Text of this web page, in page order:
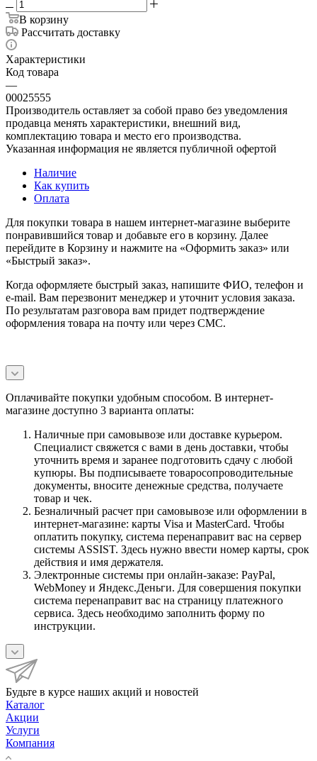
В корзину
Рассчитать доставку
Характеристики
Код товара
—
00025555
Производитель оставляет за собой право без уведомления
продавца менять характеристики, внешний вид,
комплектацию товара и место его производства.
Указанная информация не является публичной офертой
Наличие
Как купить
Оплата
Для покупки товара в нашем интернет-магазине выберите
понравившийся товар и добавьте его в корзину. Далее
перейдите в Корзину и нажмите на «Оформить заказ» или
«Быстрый заказ».
Когда оформляете быстрый заказ, напишите ФИО, телефон и
e-mail. Вам перезвонит менеджер и уточнит условия заказа.
По результатам разговора вам придет подтверждение
оформления товара на почту или через СМС.
Оплачивайте покупки удобным способом. В интернет-
магазине доступно 3 варианта оплаты:
Наличные при самовывозе или доставке курьером.
Специалист свяжется с вами в день доставки, чтобы
уточнить время и заранее подготовить сдачу с любой
купюры. Вы подписываете товаросопроводительные
документы, вносите денежные средства, получаете
товар и чек.
Безналичный расчет при самовывозе или оформлении в
интернет-магазине: карты Visa и MasterCard. Чтобы
оплатить покупку, система перенаправит вас на сервер
системы ASSIST. Здесь нужно ввести номер карты, срок
действия и имя держателя.
Электронные системы при онлайн-заказе: PayPal,
WebMoney и Яндекс.Деньги. Для совершения покупки
система перенаправит вас на страницу платежного
сервиса. Здесь необходимо заполнить форму по
инструкции.
Будьте в курсе наших акций и новостей
Каталог
Акции
Услуги
Компания